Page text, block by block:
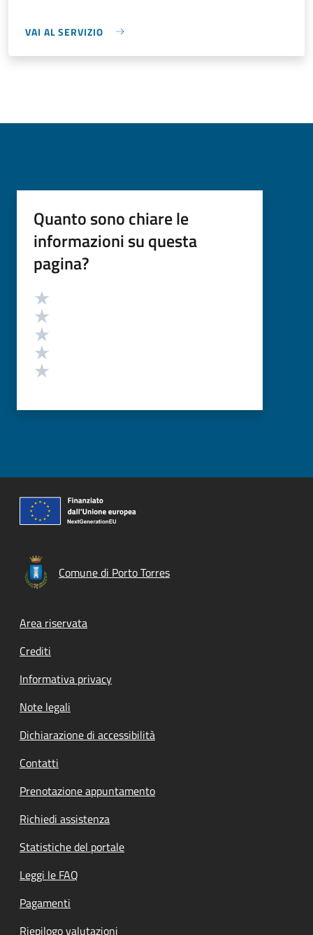
VAI AL SERVIZIO
Quanto sono chiare le
informazioni su questa
pagina?
Valutazione
Comune di Porto Torres
Footer menu
Area riservata
Crediti
Informativa privacy
Note legali
Dichiarazione di accessibilità
Contatti
Prenotazione appuntamento
Richiedi assistenza
Statistiche del portale
Leggi le FAQ
Pagamenti
Riepilogo valutazioni